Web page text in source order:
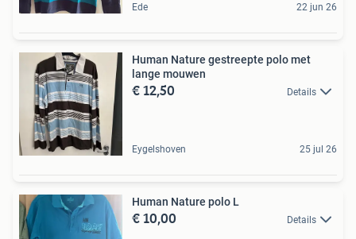
Ede 22 jun 26
Human Nature gestreepte polo met
lange mouwen
€ 12,50 Details
Eygelshoven 25 jul 26
Human Nature polo L
€ 10,00 Details